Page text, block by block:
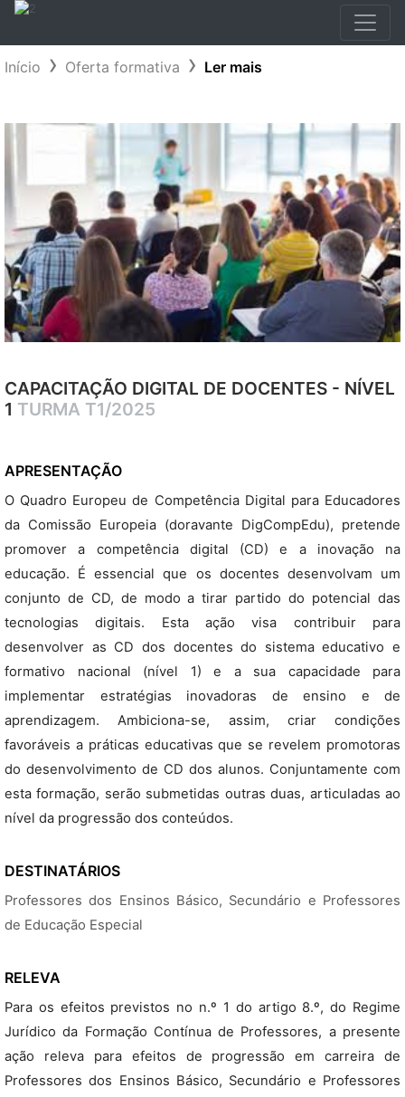
Início Oferta formativa Ler mais
CAPACITAÇÃO DIGITAL DE DOCENTES - NÍVEL
1 TURMA T1/2025
APRESENTAÇÃO
O Quadro Europeu de Competência Digital para Educadores
da Comissão Europeia (doravante DigCompEdu), pretende
promover a competência digital (CD) e a inovação na
educação. É essencial que os docentes desenvolvam um
conjunto de CD, de modo a tirar partido do potencial das
tecnologias digitais. Esta ação visa contribuir para
desenvolver as CD dos docentes do sistema educativo e
formativo nacional (nível 1) e a sua capacidade para
implementar estratégias inovadoras de ensino e de
aprendizagem. Ambiciona-se, assim, criar condições
favoráveis a práticas educativas que se revelem promotoras
do desenvolvimento de CD dos alunos. Conjuntamente com
esta formação, serão submetidas outras duas, articuladas ao
nível da progressão dos conteúdos.
DESTINATÁRIOS
Professores dos Ensinos Básico, Secundário e Professores
de Educação Especial
RELEVA
Para os efeitos previstos no n.º 1 do artigo 8.º, do Regime
Jurídico da Formação Contínua de Professores, a presente
ação releva para efeitos de progressão em carreira de
Professores dos Ensinos Básico, Secundário e Professores